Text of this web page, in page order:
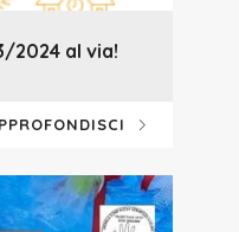
2024 al via!